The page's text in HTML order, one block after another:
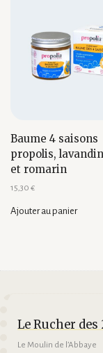
Baume 4 saisons
propolis, lavandin
et romarin
15,30 €
Ajouter au panier
Le Rucher des
Le Moulin de l’Abbaye